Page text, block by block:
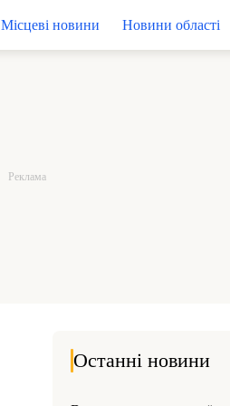
Місцеві новини Новини області
Останні новини